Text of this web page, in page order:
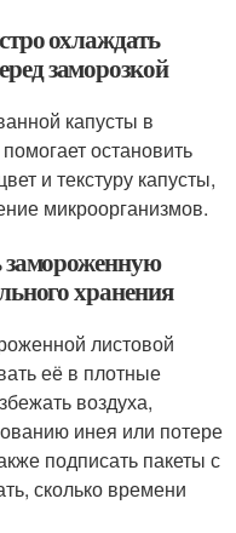
охлаждать
заморозкой
капусты в
остановить
и текстуру капусты,
микроорганизмов.
замороженную
хранения
листовой
её в плотные
воздуха,
инея или потере
подписать пакеты с
сколько времени